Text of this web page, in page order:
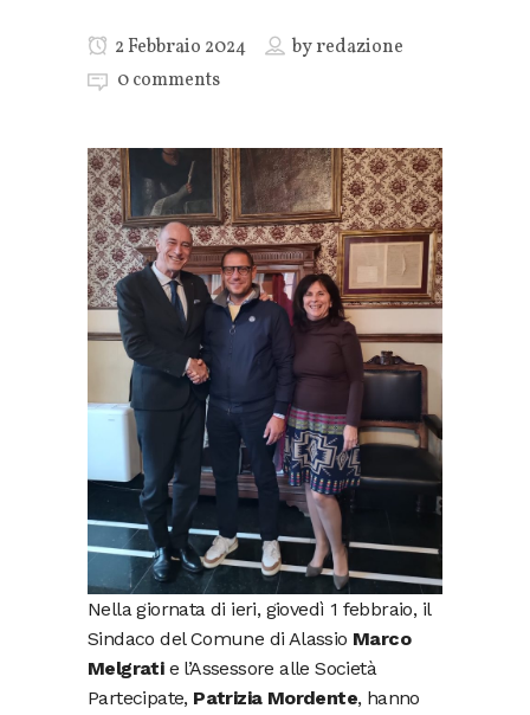
2 Febbraio 2024 byredazione
0 comments
Nella giornata di ieri, giovedì 1 febbraio, il
Sindaco del Comune di Alassio Marco
Melgrati e l’Assessore alle Società
Partecipate, Patrizia Mordente, hanno